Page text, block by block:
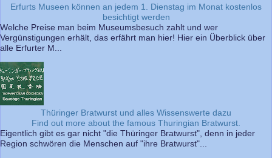
Erfurts Museen können an jedem 1. Dienstag im Monat kostenlos
besichtigt werden
Welche Preise man beim Museumsbesuch zahlt und wer
Vergünstigungen erhält, das erfährt man hier! Hier ein Überblick über
alle Erfurter M...
Thüringer Bratwurst und alles Wissenswerte dazu
Find out more about the famous Thuringian Bratwurst.
Eigentlich gibt es gar nicht "die Thüringer Bratwurst", denn in jeder
Region schwören die Menschen auf "ihre Bratwurst"...